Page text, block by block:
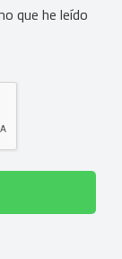
que he leído